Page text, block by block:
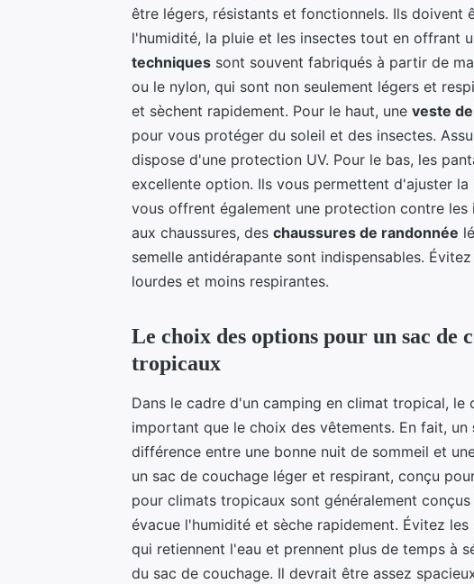
être légers, résistants et fonctionnels. Ils doivent
l'humidité, la pluie et les insectes tout en offrant
techniques sont souvent fabriqués à partir de
ou le nylon, qui sont non seulement légers et
et sèchent rapidement. Pour le haut, une veste
pour vous protéger du soleil et des insectes.
dispose d'une protection UV. Pour le bas, les
excellente option. Ils vous permettent d'ajuster
vous offrent également une protection contre les
aux chaussures, des chaussures de randonnée
semelle antidérapante sont indispensables.
lourdes et moins respirantes.
Le choix des options pour un sac de
tropicaux
Dans le cadre d'un camping en climat tropical,
important que le choix des vêtements. En fait, un
différence entre une bonne nuit de sommeil et
un sac de couchage léger et respirant, conçu
pour climats tropicaux sont généralement
évacue l'humidité et sèche rapidement. Évitez
qui retiennent l'eau et prennent plus de temps à
du sac de couchage. Il devrait être assez